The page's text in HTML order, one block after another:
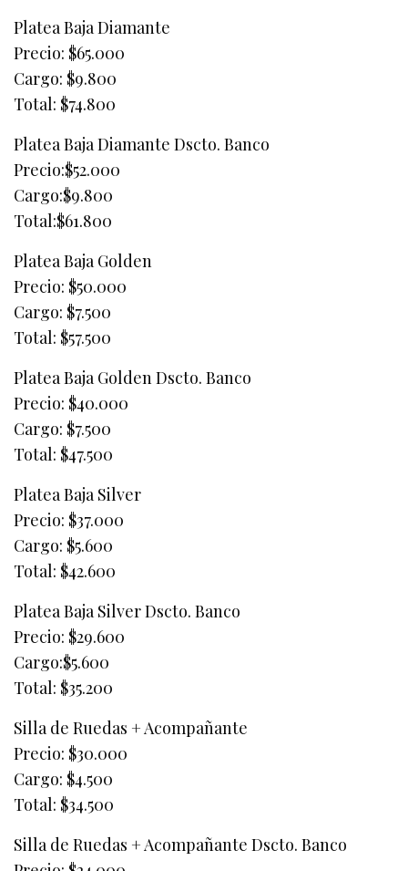
Platea Baja Diamante
Precio: $65.000
Cargo: $9.800
Total: $74.800
Platea Baja Diamante Dscto. Banco
Precio:$52.000
Cargo:$9.800
Total:$61.800
Platea Baja Golden
Precio: $50.000
Cargo: $7.500
Total: $57.500
Platea Baja Golden Dscto. Banco
Precio: $40.000
Cargo: $7.500
Total: $47.500
Platea Baja Silver
Precio: $37.000
Cargo: $5.600
Total: $42.600
Platea Baja Silver Dscto. Banco
Precio: $29.600
Cargo:$5.600
Total: $35.200
Silla de Ruedas + Acompañante
Precio: $30.000
Cargo: $4.500
Total: $34.500
Silla de Ruedas + Acompañante Dscto. Banco